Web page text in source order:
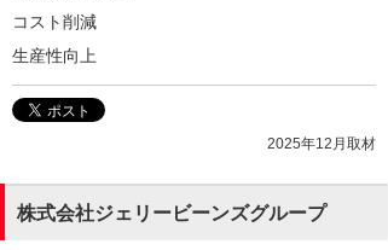
コスト削減
生産性向上
2025年12月取材
株式会社ジェリービーンズグループ